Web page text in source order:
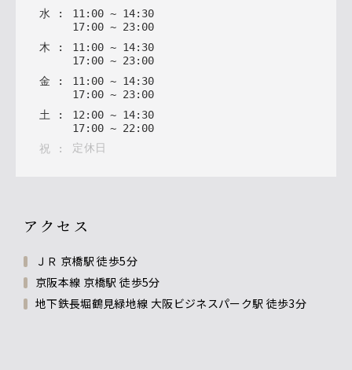
水 : 11 : 00 ~ 14: 30
17: 00 ~ 23: 00
木 : 11 : 00 ~ 14: 30
17: 00 ~ 23: 00
金 : 11 : 00 ~ 14: 30
17: 00 ~ 23: 00
土 : 12 : 00 ~ 14: 30
17: 00 ~ 22 : 00
祝 : 定休日
アクセス
ＪＲ 京橋駅 徒歩5分
京阪本線 京橋駅 徒歩5分
地下鉄長堀鶴見緑地線 大阪ビジネスパーク駅 徒歩3分